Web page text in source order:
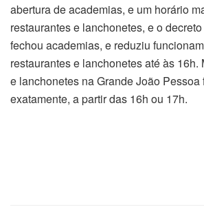
abertura de academias, e um horário
restaurantes e lanchonetes, e o
fechou academias, e reduziu
restaurantes e lanchonetes até às 16h.
e lanchonetes na Grande João Pessoa
exatamente, a partir das 16h ou 17h.